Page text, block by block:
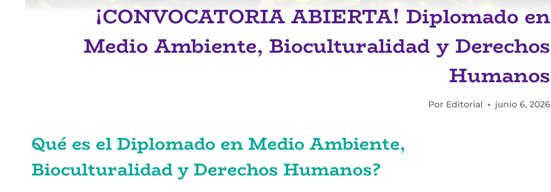
¡CONVOCATORIA ABIERTA! Diplomado en
Medio Ambiente, Bioculturalidad y Derechos
Humanos
Por Editorial junio 6, 2026
Qué es el Diplomado en Medio Ambiente,
Bioculturalidad y Derechos Humanos?